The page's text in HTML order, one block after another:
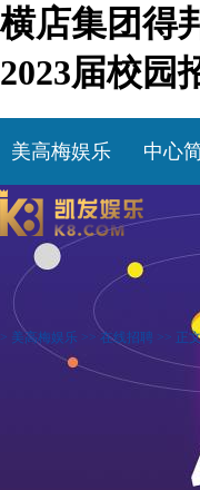
横店集团得
2023届校园
美高梅娱乐 中心
> 美高梅娱乐 >> 在线招聘 >> 正